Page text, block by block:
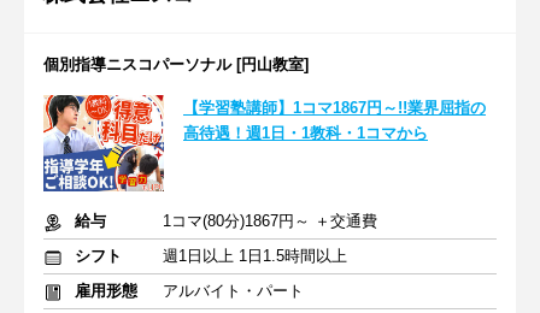
個別指導ニスコパーソナル [円山教室]
【学習塾講師】1コマ1867円～!!業界屈指の
高待遇！週1日・1教科・1コマから
給与
1コマ(80分)1867円～ ＋交通費
シフト
週1日以上 1日1.5時間以上
雇用形態
アルバイト・パート